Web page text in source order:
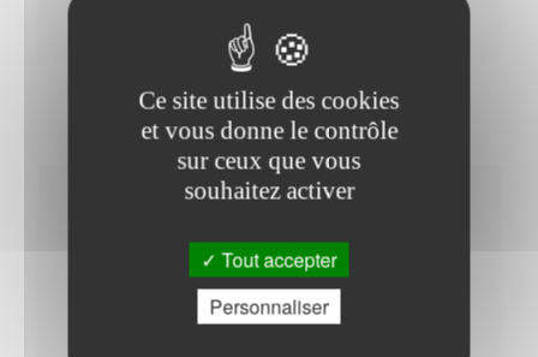
Ce site utilise des cookies
et vous donne le contrôle
sur ceux que vous
souhaitez activer
Tout accepter
Personnaliser